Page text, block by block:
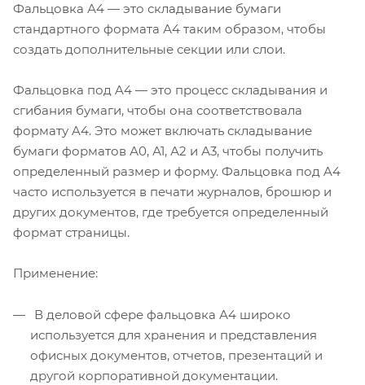
Фальцовка А4 — это складывание бумаги
стандартного формата А4 таким образом, чтобы
создать дополнительные секции или слои.
Фальцовка под A4 — это процесс складывания и
сгибания бумаги, чтобы она соответствовала
формату A4. Это может включать складывание
бумаги форматов А0, А1, А2 и А3, чтобы получить
определенный размер и форму. Фальцовка под A4
часто используется в печати журналов, брошюр и
других документов, где требуется определенный
формат страницы.
Применение:
В деловой сфере фальцовка А4 широко
используется для хранения и представления
офисных документов, отчетов, презентаций и
другой корпоративной документации.